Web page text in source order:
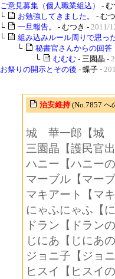
ご意見募集（個人職業組込） - む
└
お勉強してきました。 - む
└
一旦報告。 - むつき - 2011/
└
組み込みルール周りで思っ
└
秘書官さんからの回答
└
むむむ - 三園晶 -
お祭りの開示とその後 - 蝶子 -
治安維持 (No.7857
城 華一郎【城
三園晶【護民官
ハニー【ハニー
マーブル【マー
マキアート【マ
にゃふにゃふ【
ドラン【ドラン
じにあ【じにあ
ジョニ子【ジョ
ヒスイ【ヒスイ